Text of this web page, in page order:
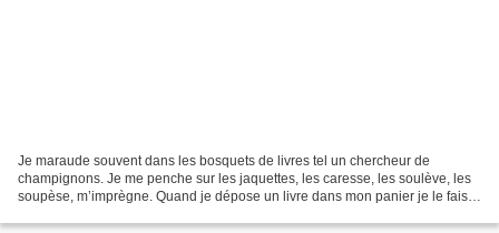
Je maraude souvent dans les bosquets de livres tel un chercheur de
champignons. Je me penche sur les jaquettes, les caresse, les soulève, les
soupèse, m’imprègne. Quand je dépose un livre dans mon panier je le fais